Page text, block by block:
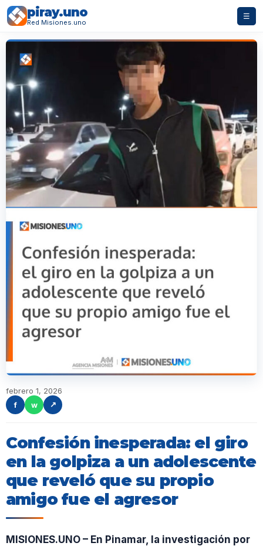
piray.uno
Red Misiones.uno
☰
febrero 1, 2026
f
w ↗
Confesión inesperada: el giro
en la golpiza a un adolescente
que reveló que su propio
amigo fue el agresor
MISIONES.UNO – En Pinamar, la investigación por